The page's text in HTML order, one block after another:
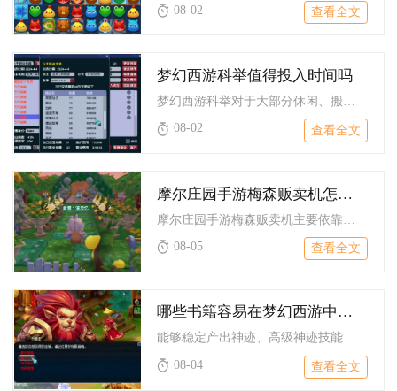
08-02
查看全文
梦幻西游科举值得投入时间吗
08-02
查看全文
摩尔庄园手游梅森贩卖机怎样获得
08-05
查看全文
哪些书籍容易在梦幻西游中掉神迹
能够稳定产出神迹、高级神迹技能兽诀的书籍，集中分为女儿村场景...
08-04
查看全文